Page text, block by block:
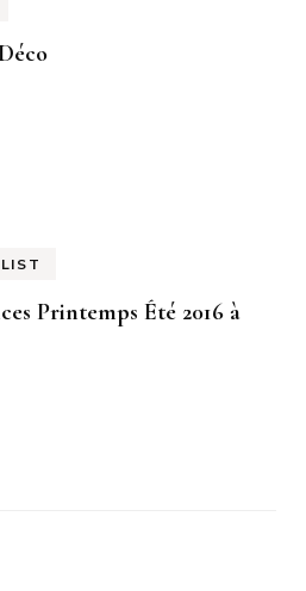
Printemps Été 2016 à